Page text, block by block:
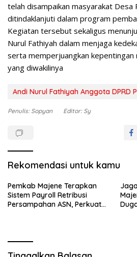
telah disampaikan masyarakat Desa
ditindaklanjuti dalam program
Kegiatan tersebut sekaligus
Nurul Fathiyah dalam menjaga
serta memperjuangkan kepentingan
yang diwakilinya
Andi Nurul Fathiyah Anggota DPRD
Penulis: Sopyan Editor: Sy
Rekomendasi untuk kamu
Pemkab Majene Terapkan
Sistem Payroll Retribusi
Persampahan ASN, Perkuat